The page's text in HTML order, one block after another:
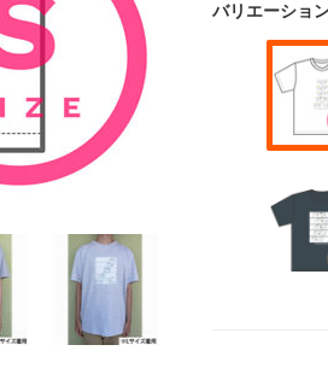
バリエーショ